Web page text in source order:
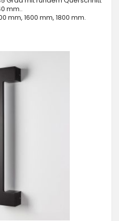
mm..
mm, 1600 mm, 1800 mm.